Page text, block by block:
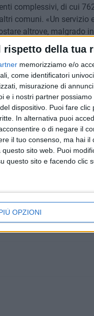
rispetto della tua
memorizziamo e/o
come identificatori
misurazione di
e i nostri partner
dispositivo. Puoi fare
In alternativa puoi
o di negare il
il tuo consenso, ma hai
sito web. Puoi
questo sito e facendo clic
OPZIONI
complessivi, di cui
comuni. «Un servizio
altrove, malgrado
frazioni, che non può
Damascelli.
Emiliano,
medico deve restare a
un passo indietro. Al
La salute dei
il consigliere
BARI
di